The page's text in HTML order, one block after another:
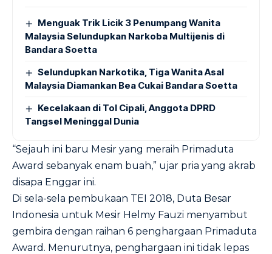
Menguak Trik Licik 3 Penumpang Wanita
Malaysia Selundupkan Narkoba Multijenis di
Bandara Soetta
Selundupkan Narkotika, Tiga Wanita Asal
Malaysia Diamankan Bea Cukai Bandara Soetta
Kecelakaan di Tol Cipali, Anggota DPRD
Tangsel Meninggal Dunia
“Sejauh ini baru Mesir yang meraih Primaduta
Award sebanyak enam buah,” ujar pria yang akrab
disapa Enggar ini.
Di sela-sela pembukaan TEI 2018, Duta Besar
Indonesia untuk Mesir Helmy Fauzi menyambut
gembira dengan raihan 6 penghargaan Primaduta
Award. Menurutnya, penghargaan ini tidak lepas